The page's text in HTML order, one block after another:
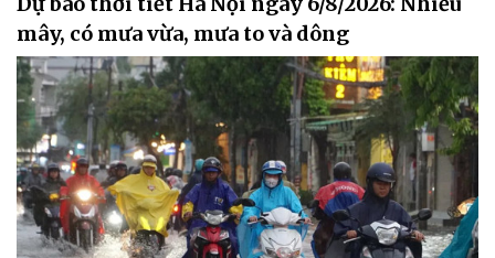
mây, có mưa vừa, mưa to và dông